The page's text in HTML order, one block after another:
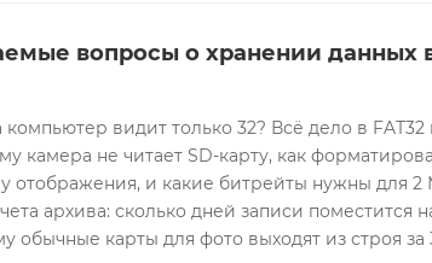
вопросы о хранении данных
компьютер видит только 32? Всё дело в FAT32
камера не читает SD-карту, как
отображения, и какие битрейты нужны для
архива: сколько дней записи поместится
обычные карты для фото выходят из строя за